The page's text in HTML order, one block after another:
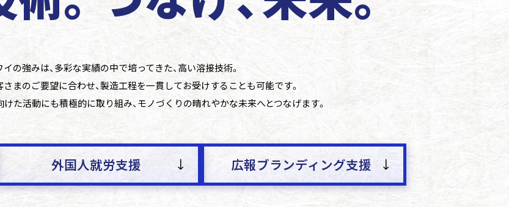
の強みは、多彩な実績の中で培ってきた、高い溶接技術。
まのご要望に合わせ、製造工程を一貫してお受けすることも可能です。
た活動にも積極的に取り組み、モノづくりの晴れやかな未来へとつなげます。
外国人就労支援 広報ブランディング支援